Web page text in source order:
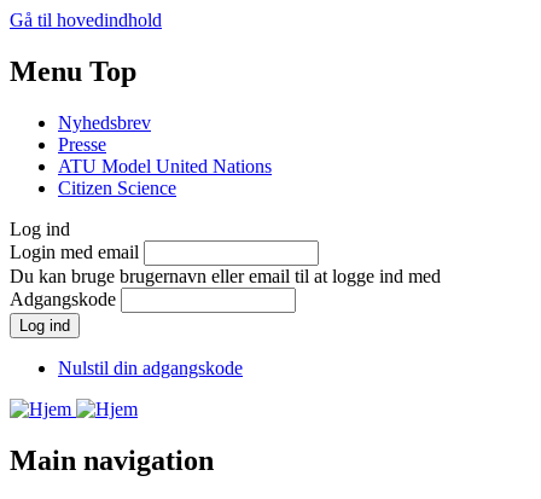
Gå til hovedindhold
Menu Top
Nyhedsbrev
Presse
ATU Model United Nations
Citizen Science
Log ind
Login med email
Du kan bruge brugernavn eller email til at logge ind med
Adgangskode
Nulstil din adgangskode
Main navigation